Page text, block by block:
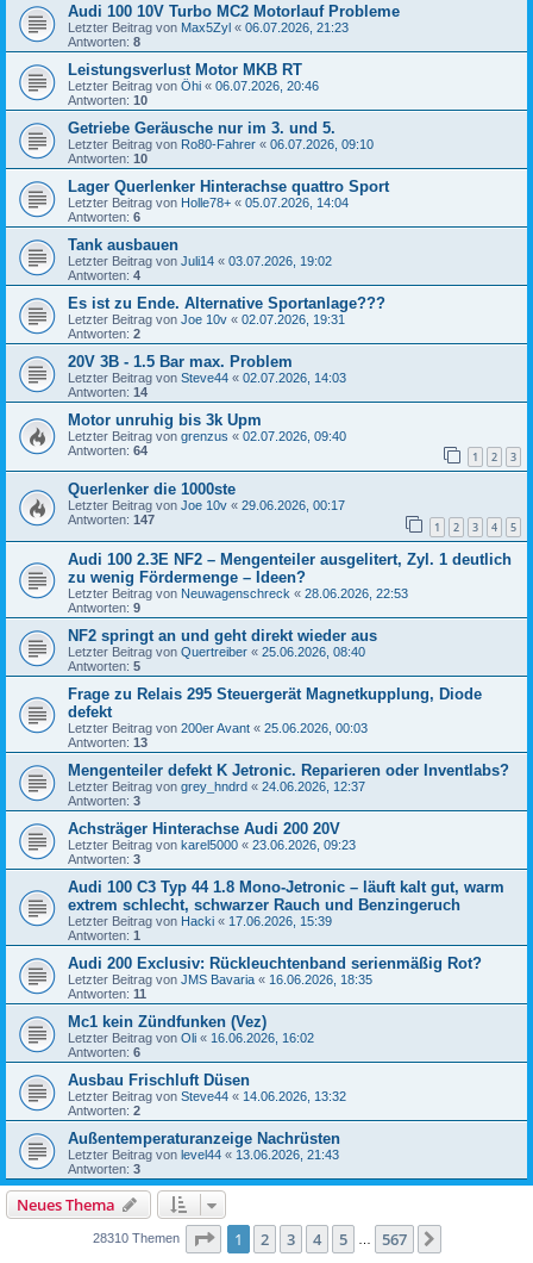
Audi 100 10V Turbo MC2 Motorlauf Probleme
Letzter Beitrag von Max5Zyl « 06.07.2026, 21:23
Antworten: 8
Leistungsverlust Motor MKB RT
Letzter Beitrag von Öhi « 06.07.2026, 20:46
Antworten: 10
Getriebe Geräusche nur im 3. und 5.
Letzter Beitrag von Ro80-Fahrer « 06.07.2026, 09:10
Antworten: 10
Lager Querlenker Hinterachse quattro Sport
Letzter Beitrag von Holle78+ « 05.07.2026, 14:04
Antworten: 6
Tank ausbauen
Letzter Beitrag von Juli14 « 03.07.2026, 19:02
Antworten: 4
Es ist zu Ende. Alternative Sportanlage???
Letzter Beitrag von Joe 10v « 02.07.2026, 19:31
Antworten: 2
20V 3B - 1.5 Bar max. Problem
Letzter Beitrag von Steve44 « 02.07.2026, 14:03
Antworten: 14
Motor unruhig bis 3k Upm
Letzter Beitrag von grenzus « 02.07.2026, 09:40
Antworten: 64 1 2 3
Querlenker die 1000ste
Letzter Beitrag von Joe 10v « 29.06.2026, 00:17
Antworten: 147 1 2 3 4 5
Audi 100 2.3E NF2 – Mengenteiler ausgelitert, Zyl. 1 deutlich
zu wenig Fördermenge – Ideen?
Letzter Beitrag von Neuwagenschreck « 28.06.2026, 22:53
Antworten: 9
NF2 springt an und geht direkt wieder aus
Letzter Beitrag von Quertreiber « 25.06.2026, 08:40
Antworten: 5
Frage zu Relais 295 Steuergerät Magnetkupplung, Diode
defekt
Letzter Beitrag von 200er Avant « 25.06.2026, 00:03
Antworten: 13
Mengenteiler defekt K Jetronic. Reparieren oder Inventlabs?
Letzter Beitrag von grey_hndrd « 24.06.2026, 12:37
Antworten: 3
Achsträger Hinterachse Audi 200 20V
Letzter Beitrag von karel5000 « 23.06.2026, 09:23
Antworten: 3
Audi 100 C3 Typ 44 1.8 Mono-Jetronic – läuft kalt gut, warm
extrem schlecht, schwarzer Rauch und Benzingeruch
Letzter Beitrag von Hacki « 17.06.2026, 15:39
Antworten: 1
Audi 200 Exclusiv: Rückleuchtenband serienmäßig Rot?
Letzter Beitrag von JMS Bavaria « 16.06.2026, 18:35
Antworten: 11
Mc1 kein Zündfunken (Vez)
Letzter Beitrag von Oli « 16.06.2026, 16:02
Antworten: 6
Ausbau Frischluft Düsen
Letzter Beitrag von Steve44 « 14.06.2026, 13:32
Antworten: 2
Außentemperaturanzeige Nachrüsten
Letzter Beitrag von level44 « 13.06.2026, 21:43
Antworten: 3
Neues Thema
28310 Themen Seite 1von 567
1 2 3 4 5 567